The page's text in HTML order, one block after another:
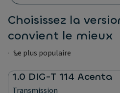
Choisissez la
convient le mieux
1.0 DIG-T 114 Acenta
Transmission